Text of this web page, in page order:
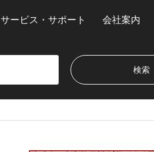
サービス・サポート 会社案内